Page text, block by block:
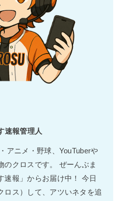
速報管理人
アニメ・野球、YouTuberや
のクロスです。 ぜーんぶま
速報」からお届け中！ 今日
ロス）して、アツいネタを追